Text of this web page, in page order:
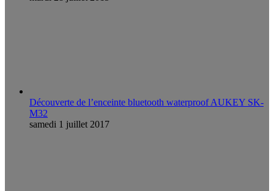
Découverte de l’enceinte bluetooth waterproof AUKEY SK-
M32
samedi 1 juillet 2017